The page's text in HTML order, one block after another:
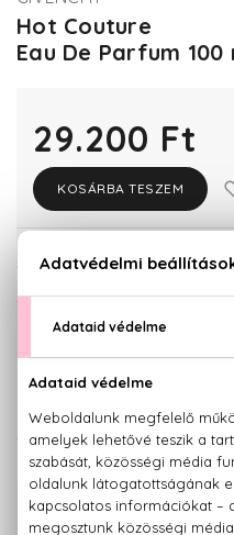
Hot Couture
Eau De Parfum 100
29.200 Ft
KOSÁRBA TESZEM
100% eredeti termékek,14